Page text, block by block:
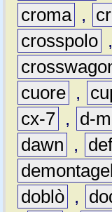
croma ,
crosspolo ,
cuore ,
cx-7 , d-
dawn
,
doblò ,